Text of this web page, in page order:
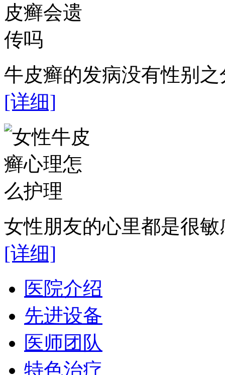
牛皮癣的发病没有性别
[详细]
女性朋友的心里都是很
[详细]
医院介绍
先进设备
医师团队
特色治疗